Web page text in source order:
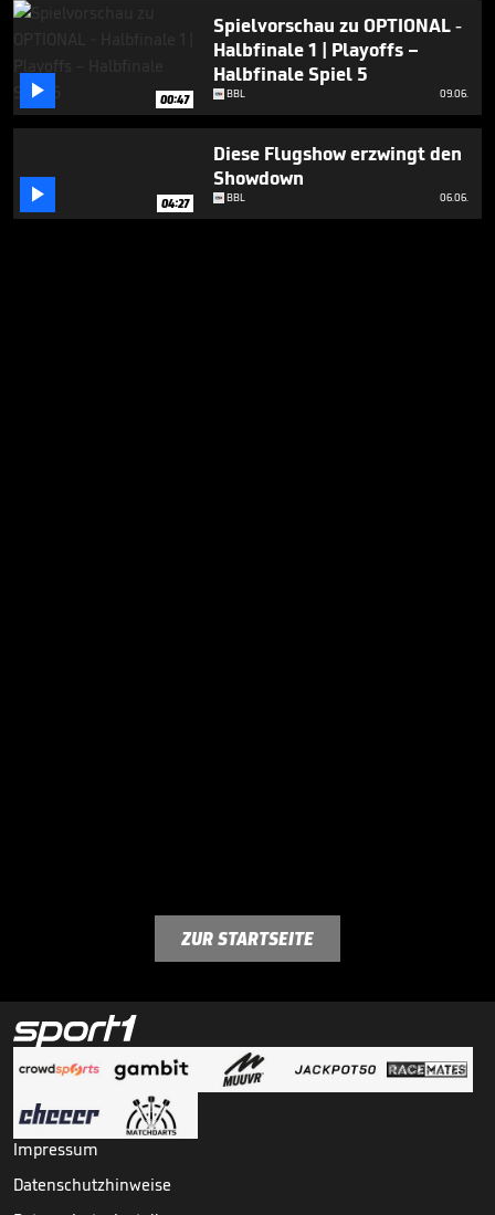
 00:47
Spielvorschau zu OPTIONAL -
Halbfinale 1 | Playoffs –
Halbfinale Spiel 5
BBL 09.06.
 04:27
Diese Flugshow erzwingt den
Showdown
BBL 06.06.
ZUR STARTSEITE
Impressum
Datenschutzhinweise